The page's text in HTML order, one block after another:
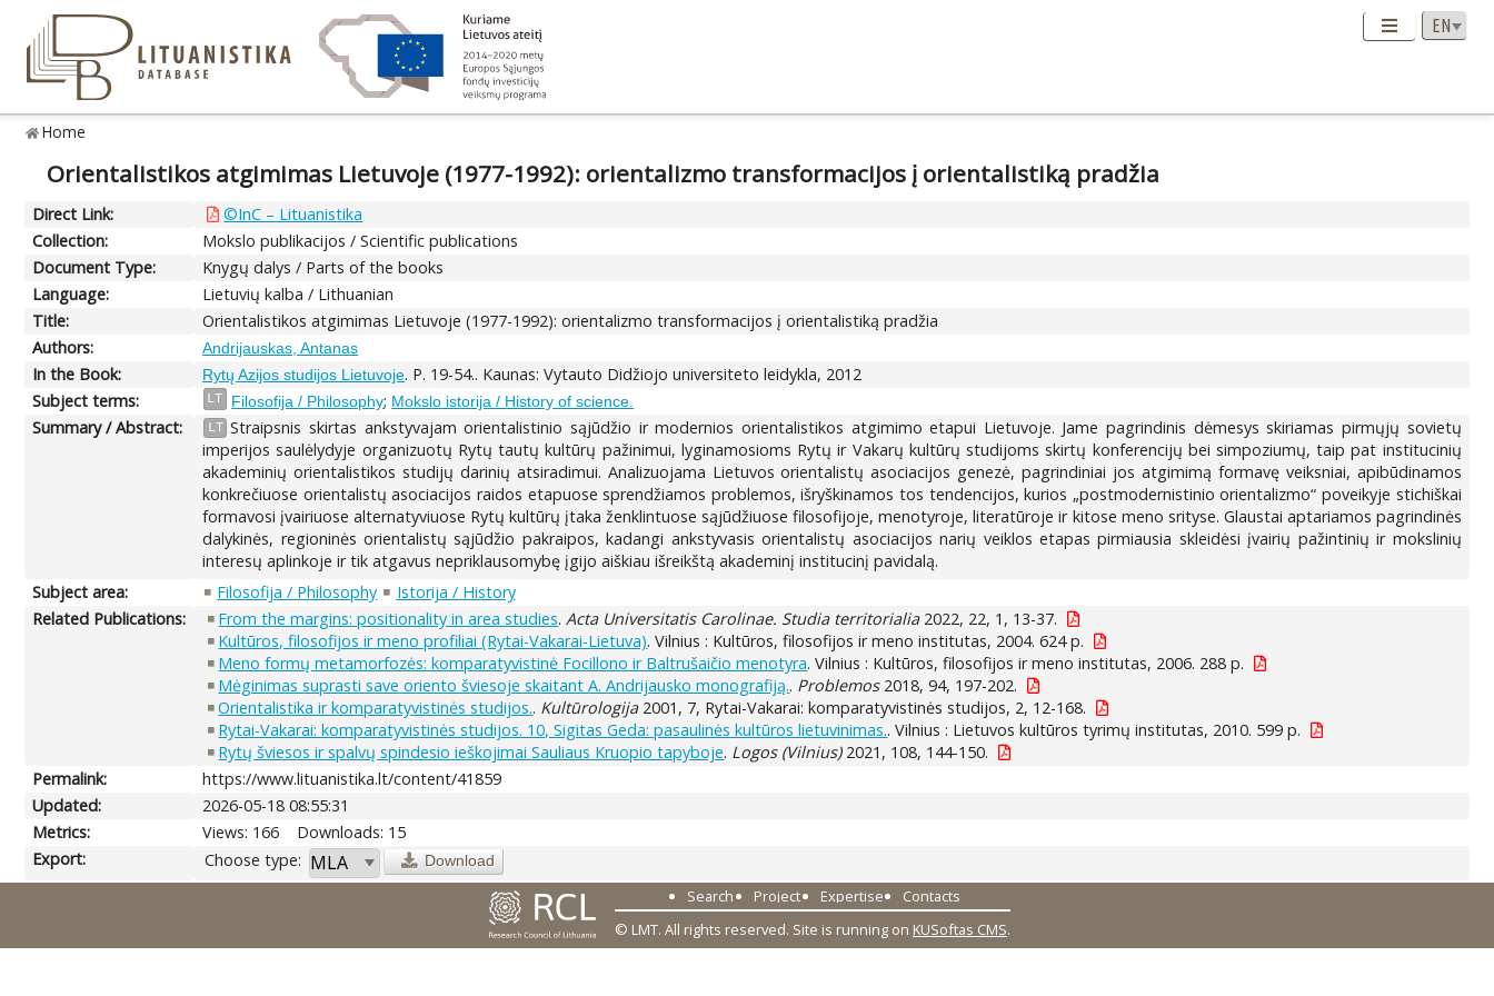
Home
Orientalistikos atgimimas Lietuvoje (1977-1992): orientalizmo transformacijos į orientalistiką pradžia
Direct Link:
©InC – Lituanistika
Collection:
Mokslo publikacijos / Scientific publications
Document Type:
Knygų dalys / Parts of the books
Language:
Lietuvių kalba / Lithuanian
Title:
Orientalistikos atgimimas Lietuvoje (1977-1992): orientalizmo transformacijos į orientalistiką pradžia
Authors:
Andrijauskas, Antanas
In the Book: Rytų Azijos studijos Lietuvoje. P. 19-54.. Kaunas: Vytauto Didžiojo universiteto leidykla, 2012
Subject terms:
LT Filosofija / Philosophy; Mokslo istorija / History of science.
Summary / Abstract: LT Straipsnis skirtas ankstyvajam orientalistinio sąjūdžio ir modernios orientalistikos atgimimo etapui Lietuvoje. Jame pagrindinis dėmesys skiriamas pirmųjų sovietų
imperijos saulėlydyje organizuotų Rytų tautų kultūrų pažinimui, lyginamosioms Rytų ir Vakarų kultūrų studijoms skirtų konferencijų bei simpoziumų, taip pat institucinių
akademinių orientalistikos studijų darinių atsiradimui. Analizuojama Lietuvos orientalistų asociacijos genezė, pagrindiniai jos atgimimą formavę veiksniai, apibūdinamos
konkrečiuose orientalistų asociacijos raidos etapuose sprendžiamos problemos, išryškinamos tos tendencijos, kurios „postmodernistinio orientalizmo“ poveikyje stichiškai
formavosi įvairiuose alternatyviuose Rytų kultūrų įtaka ženklintuose sąjūdžiuose filosofijoje, menotyroje, literatūroje ir kitose meno srityse. Glaustai aptariamos pagrindinės
dalykinės, regioninės orientalistų sąjūdžio pakraipos, kadangi ankstyvasis orientalistų asociacijos narių veiklos etapas pirmiausia skleidėsi įvairių pažintinių ir mokslinių
interesų aplinkoje ir tik atgavus nepriklausomybę įgijo aiškiau išreikštą akademinį institucinį pavidalą.
Subject area:
Filosofija / Philosophy
Istorija / History
Related Publications:
From the margins: positionality in area studies. Acta Universitatis Carolinae. Studia territorialia2022, 22, 1, 13-37.
Kultūros, filosofijos ir meno profiliai (Rytai-Vakarai-Lietuva). Vilnius : Kultūros, filosofijos ir meno institutas, 2004. 624 p.
Meno formų metamorfozės: komparatyvistinė Focillono ir Baltrušaičio menotyra. Vilnius : Kultūros, filosofijos ir meno institutas, 2006. 288 p.
Mėginimas suprasti save oriento šviesoje skaitant A. Andrijausko monografiją.. Problemos2018, 94, 197-202.
Orientalistika ir komparatyvistinės studijos.. Kultūrologija2001, 7, Rytai-Vakarai: komparatyvistinės studijos, 2, 12-168.
Rytai-Vakarai: komparatyvistinės studijos. 10, Sigitas Geda: pasaulinės kultūros lietuvinimas.. Vilnius : Lietuvos kultūros tyrimų institutas, 2010. 599 p.
Rytų šviesos ir spalvų spindesio ieškojimai Sauliaus Kruopio tapyboje. Logos (Vilnius)2021, 108, 144-150.
Permalink:
https://www.lituanistika.lt/content/41859
Updated:
2026-05-18 08:55:31
Metrics:
Views: 166
Downloads: 15
Export:
Choose type: Download
Search Project Expertise
Contacts
© LMT. All rights reserved. Site is running on KUSoftas CMS.